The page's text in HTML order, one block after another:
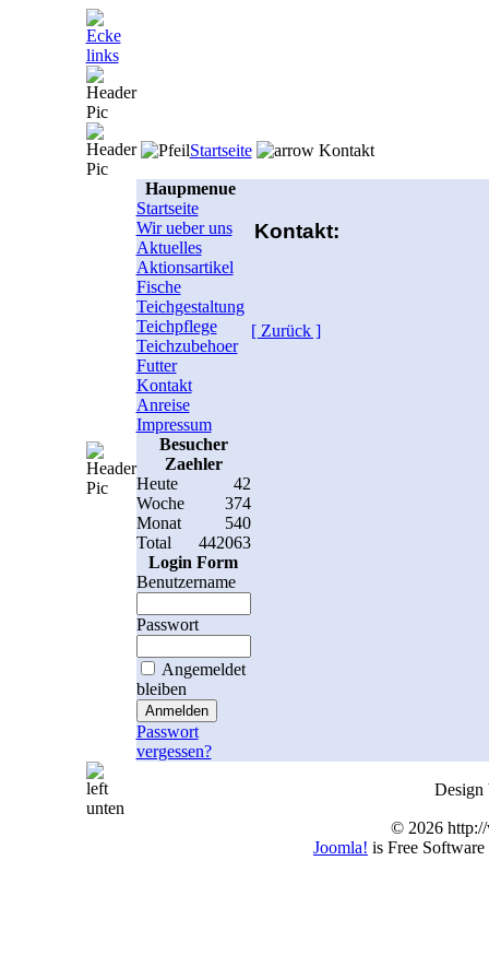
Startseite Kontakt
Haupmenue
Startseite
Wir ueber uns
Aktuelles
Aktionsartikel
Fische
Teichgestaltung
Teichpflege
Teichzubehoer
Futter
Kontakt
Anreise
Impressum
Besucher
Zaehler
Heute
42
Woche
374
Monat
540
Total
442063
Login Form
Benutzername
Passwort
Angemeldet
bleiben
Passwort
vergessen?
Kontakt:
[ Zurück ]
© 2026
Joomla! is Free